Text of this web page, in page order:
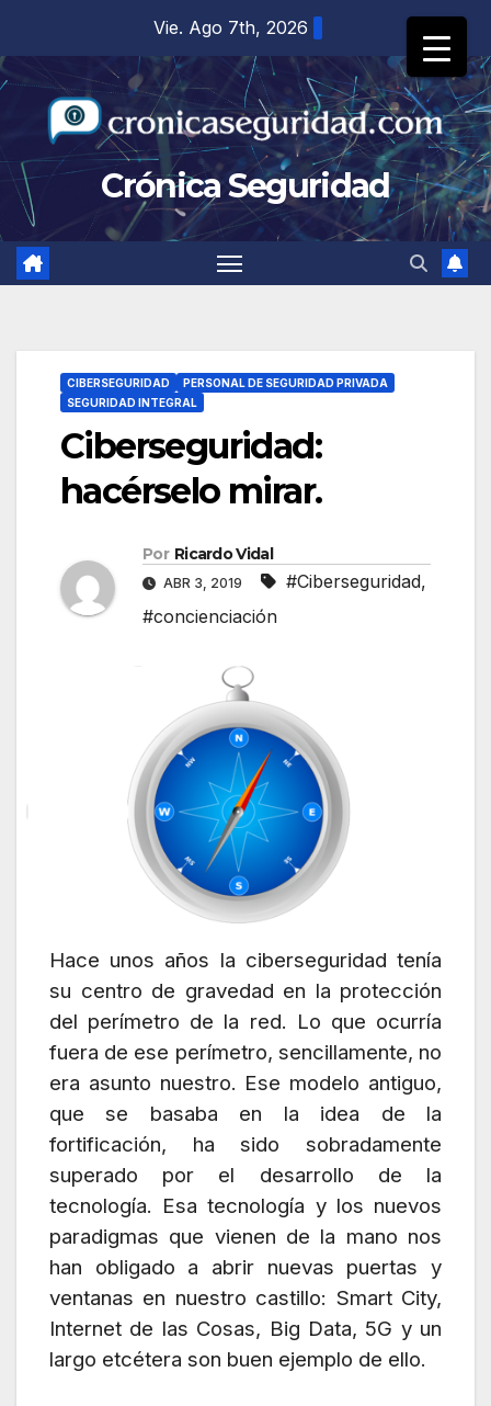
contenido
Vie. Ago 7th, 2026
Crónica Seguridad
CIBERSEGURIDAD
PERSONAL DE SEGURIDAD PRIVADA
SEGURIDAD INTEGRAL
Ciberseguridad:
hacérselo mirar.
Por Ricardo Vidal
ABR 3, 2019 #Ciberseguridad,
#concienciación
Hace unos años la ciberseguridad tenía
su centro de gravedad en la protección
del perímetro de la red. Lo que ocurría
fuera de ese perímetro, sencillamente, no
era asunto nuestro. Ese modelo antiguo,
que se basaba en la idea de la
fortificación, ha sido sobradamente
superado por el desarrollo de la
tecnología. Esa tecnología y los nuevos
paradigmas que vienen de la mano nos
han obligado a abrir nuevas puertas y
ventanas en nuestro castillo: Smart City,
Internet de las Cosas, Big Data, 5G y un
largo etcétera son buen ejemplo de ello.